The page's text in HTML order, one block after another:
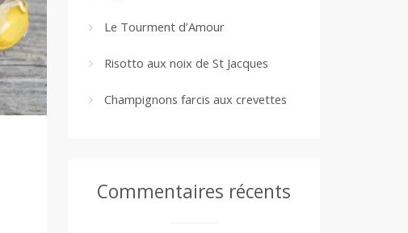
Le Tourment d’Amour
Risotto aux noix de St Jacques
Champignons farcis aux crevettes
Commentaires récents